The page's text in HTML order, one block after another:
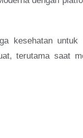
kesehatan
terutama saat